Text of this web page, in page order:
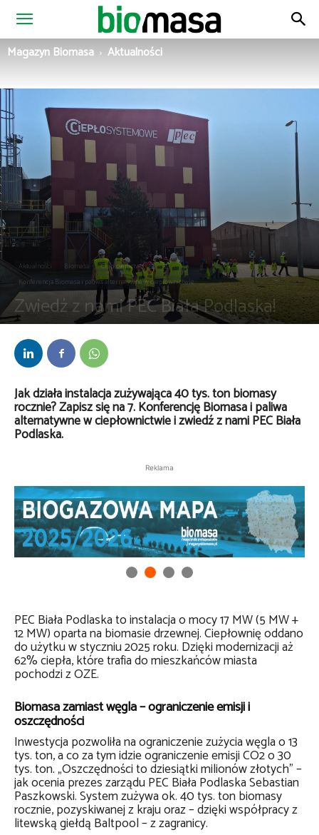
Magazyn
Magazyn Biomasa Aktualności
Aktualności Biomasa
Ciepłownictwo
Konferencja Biomasa i paliwa alternatywne w ciepłownictwie
Zwiedź z nami PEC Biała Podlaska!
Przez Jolanta Kamińska-
Jak działa instalacja zużywająca 40 tys. ton biomasy
rocznie? Zapisz się na 7. Konferencję Biomasa i paliwa
alternatywne w ciepłownictwie i zwiedź z nami PEC Biała
Podlaska.
Reklama
PEC Biała Podlaska to instalacja o mocy 17 MW (5 MW +
12 MW) oparta na biomasie drzewnej. Ciepłownię oddano
do użytku w styczniu 2025 roku. Dzięki modernizacji aż
62% ciepła, które trafia do mieszkańców miasta
pochodzi z OZE.
Biomasa zamiast węgla – ograniczenie emisji i
oszczędności
Inwestycja pozwoliła na ograniczenie zużycia węgla o 13
tys. ton, a co za tym idzie ograniczenie emisji CO2 o 30
tys. ton. „Oszczędności to dziesiątki milionów złotych” –
jak ocenia prezes zarządu PEC Biała Podlaska Sebastian
Paszkowski. System zużywa ok. 40 tys. ton biomasy
rocznie, pozyskiwanej z kraju oraz – dzięki współpracy z
litewską giełdą Baltpool – z zagranicy.